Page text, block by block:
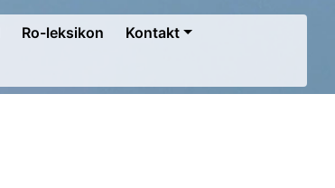
Ro-leksikon
Kontakt